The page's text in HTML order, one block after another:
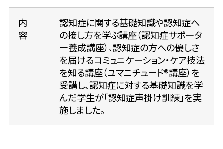
内
容
認知症に関する基礎知識や認知症へ
の接し方を学ぶ講座（認知症サポータ
ー養成講座）、認知症の方への優しさ
を届けるコミュニケーション・ケア技法
を知る講座（ユマニチュード®講座）を
受講し、認知症に対する基礎知識を学
んだ学生が「認知症声掛け訓練」を実
施しました。